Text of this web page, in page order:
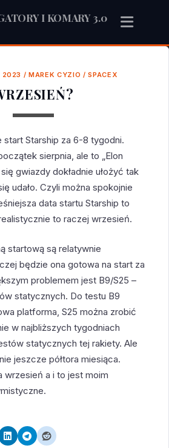
I KOMARY 3.0
2023 /MAREK CYZIO /SPACEX
start Starship za 6-8 tygodni.
sierpnia, ale to „Elon
gwiazdy dokładnie ułożyć tak
udało. Czyli można spokojnie
data startu Starship to
to raczej wrzesień.
startową są relatywnie
będzie ona gotowa na start za
problemem jest B9/S25 –
statycznych. Do testu B9
platforma, S25 można zrobić
w najbliższych tygodniach
statycznych tej rakiety. Ale
jeszcze półtora miesiąca.
wrzesień a i to jest moim